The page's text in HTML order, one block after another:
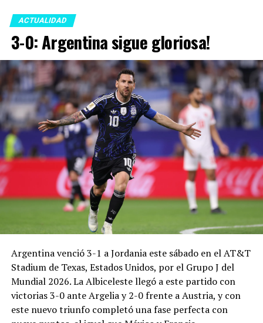
ACTUALIDAD
3-0: Argentina sigue gloriosa!
Argentina venció 3-1 a Jordania este sábado en el AT&T
Stadium de Texas, Estados Unidos, por el Grupo J del
Mundial 2026. La Albiceleste llegó a este partido con
victorias 3-0 ante Argelia y 2-0 frente a Austria, y con
este nuevo triunfo completó una fase perfecta con